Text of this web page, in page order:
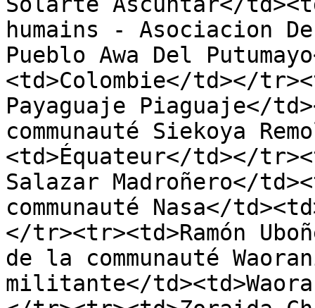
humains - Asociacion
Pueblo Awa Del
<td>Colombie</td></
Payaguaje Piaguaje</
communauté Siekoya
<td>Équateur</td></
Salazar Madroñero</
communauté Nasa</
</tr><tr><td>Ramón
de la communauté
militante</